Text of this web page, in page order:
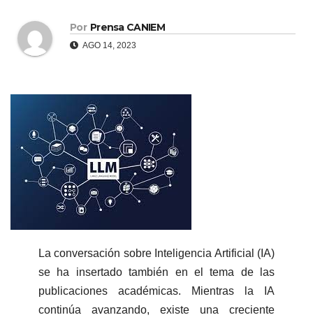
Por Prensa CANIEM
AGO 14, 2023
La conversación sobre Inteligencia Artificial (IA)
se ha insertado también en el tema de las
publicaciones académicas. Mientras la IA
continúa avanzando, existe una creciente